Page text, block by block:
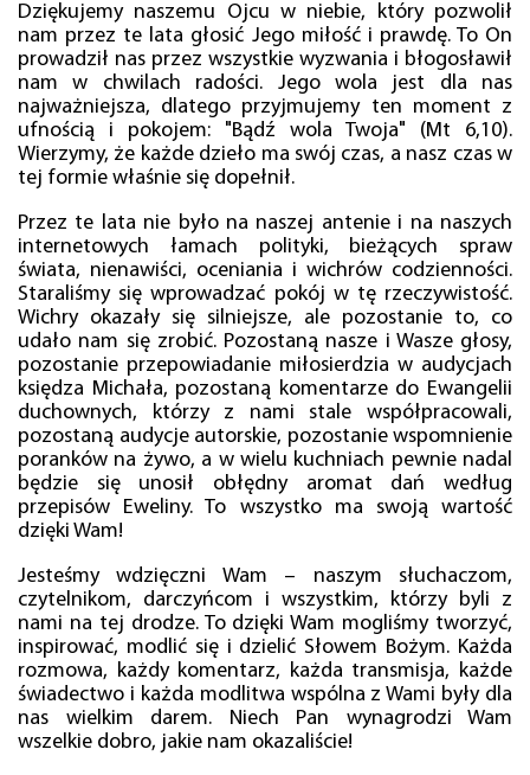
Dziękujemy naszemu Ojcu w niebie, który pozwolił
nam przez te lata głosić Jego miłość i prawdę. To On
prowadził nas przez wszystkie wyzwania i błogosławił
nam w chwilach radości. Jego wola jest dla nas
najważniejsza, dlatego przyjmujemy ten moment z
ufnością i pokojem: "Bądź wola Twoja" (Mt 6,10).
Wierzymy, że każde dzieło ma swój czas, a nasz czas w
tej formie właśnie się dopełnił.
Przez te lata nie było na naszej antenie i na naszych
internetowych łamach polityki, bieżących spraw
świata, nienawiści, oceniania i wichrów codzienności.
Staraliśmy się wprowadzać pokój w tę rzeczywistość.
Wichry okazały się silniejsze, ale pozostanie to, co
udało nam się zrobić. Pozostaną nasze i Wasze głosy,
pozostanie przepowiadanie miłosierdzia w audycjach
księdza Michała, pozostaną komentarze do Ewangelii
duchownych, którzy z nami stale współpracowali,
pozostaną audycje autorskie, pozostanie wspomnienie
poranków na żywo, a w wielu kuchniach pewnie nadal
będzie się unosił obłędny aromat dań według
przepisów Eweliny. To wszystko ma swoją wartość
dzięki Wam!
Jesteśmy wdzięczni Wam – naszym słuchaczom,
czytelnikom, darczyńcom i wszystkim, którzy byli z
nami na tej drodze. To dzięki Wam mogliśmy tworzyć,
inspirować, modlić się i dzielić Słowem Bożym. Każda
rozmowa, każdy komentarz, każda transmisja, każde
świadectwo i każda modlitwa wspólna z Wami były dla
nas wielkim darem. Niech Pan wynagrodzi Wam
wszelkie dobro, jakie nam okazaliście!